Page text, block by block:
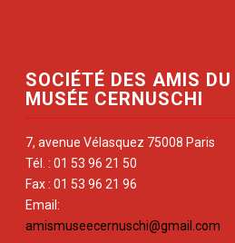
SOCIÉTÉ DES AMIS DU
MUSÉE CERNUSCHI
7, avenue Vélasquez 75008 Paris
Tél. : 01 53 96 21 50
Fax : 01 53 96 21 96
Email:
amismuseecernuschi@gmail.com